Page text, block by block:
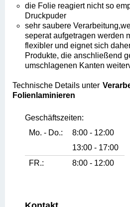
die Folie reagiert nicht so
Druckpuder
sehr saubere
seperat aufgetragen werden
flexibler und eignet sich
Produkte, die anschließend
umschlagenen Kanten
Technische Details unter
Folienlaminieren
Geschäftszeiten:
Mo. - Do.:
8:00 - 12:00
13:00 - 17:00
FR.:
8:00 - 12:00